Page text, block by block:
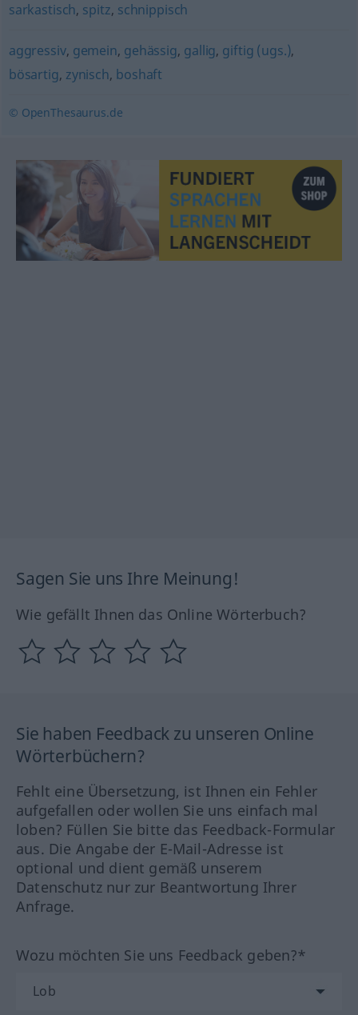
sarkastisch, spitz, schnippisch
aggressiv, gemein, gehässig, gallig, giftig (ugs.),
bösartig, zynisch, boshaft
© OpenThesaurus.de
Sagen Sie uns Ihre Meinung!
Wie gefällt Ihnen das Online Wörterbuch?
Sie haben Feedback zu unseren Online
Wörterbüchern?
Fehlt eine Übersetzung, ist Ihnen ein Fehler
aufgefallen oder wollen Sie uns einfach mal
loben? Füllen Sie bitte das Feedback-Formular
aus. Die Angabe der E-Mail-Adresse ist
optional und dient gemäß unserem
Datenschutz nur zur Beantwortung Ihrer
Anfrage.
Wozu möchten Sie uns Feedback geben?*